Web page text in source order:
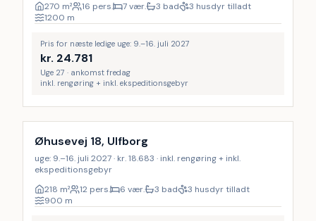
270 m² 16 pers. 7 vær. 3 bad
3 husdyr tilladt
1200 m
Pris for næste ledige uge: 9.–16. juli 2027
kr. 24.781
Uge 27 · ankomst fredag
inkl. rengøring + inkl. ekspeditionsgebyr
Inkl. rengøring
Øhusevej 18, Ulfborg
uge: 9.–16. juli 2027 · kr. 18.683 · inkl. rengøring + inkl.
ekspeditionsgebyr
218 m² 12 pers. 6 vær. 3 bad
3 husdyr tilladt
900 m